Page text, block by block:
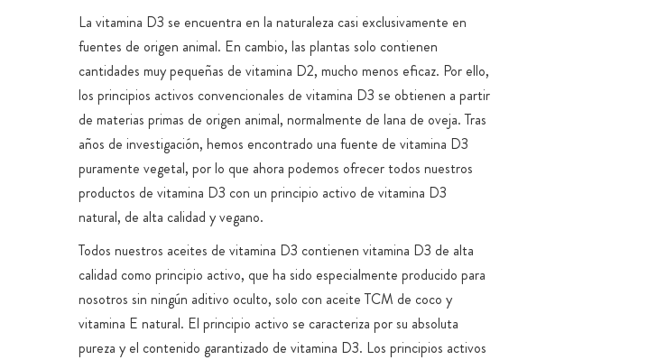
La vitamina D3 se encuentra en la naturaleza casi exclusivamente en
fuentes de origen animal. En cambio, las plantas solo contienen
cantidades muy pequeñas de vitamina D2, mucho menos eficaz. Por ello,
los principios activos convencionales de vitamina D3 se obtienen a partir
de materias primas de origen animal, normalmente de lana de oveja. Tras
años de investigación, hemos encontrado una fuente de vitamina D3
puramente vegetal, por lo que ahora podemos ofrecer todos nuestros
productos de vitamina D3 con un principio activo de vitamina D3
natural, de alta calidad y vegano.
Todos nuestros aceites de vitamina D3 contienen vitamina D3 de alta
calidad como principio activo, que ha sido especialmente producido para
nosotros sin ningún aditivo oculto, solo con aceite TCM de coco y
vitamina E natural. El principio activo se caracteriza por su absoluta
pureza y el contenido garantizado de vitamina D3. Los principios activos